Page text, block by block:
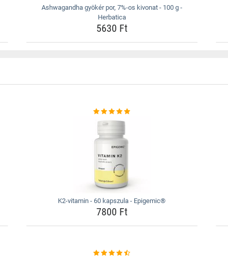
Ashwagandha gyökér por, 7%-os kivonat - 100 g -
Herbatica
5630 Ft
K2-vitamin - 60 kapszula - Epigemic®
7800 Ft